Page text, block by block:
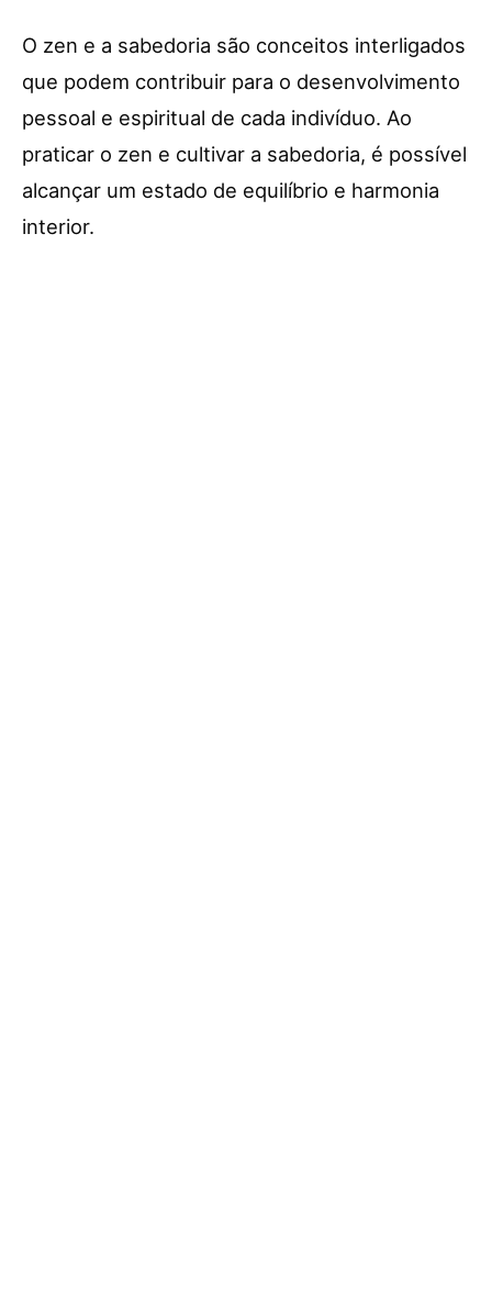
O zen e a sabedoria são conceitos interligados
que podem contribuir para o desenvolvimento
pessoal e espiritual de cada indivíduo. Ao
praticar o zen e cultivar a sabedoria, é possível
alcançar um estado de equilíbrio e harmonia
interior.